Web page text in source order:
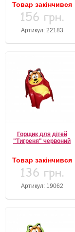
Товар закінчився
156 грн.
Артикул: 22183
Горщик для дітей
"Тигреня" червоний
Товар закінчився
136 грн.
Артикул: 19062